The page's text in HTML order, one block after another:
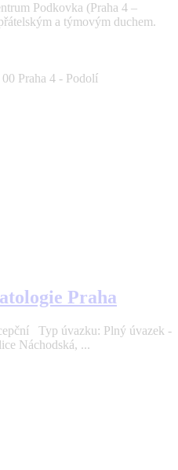
Podkovka (Praha 4 –
a týmovým duchem.
Praha 4 - Podolí
Praha
Typ úvazku: Plný úvazek -
Náchodská, ...